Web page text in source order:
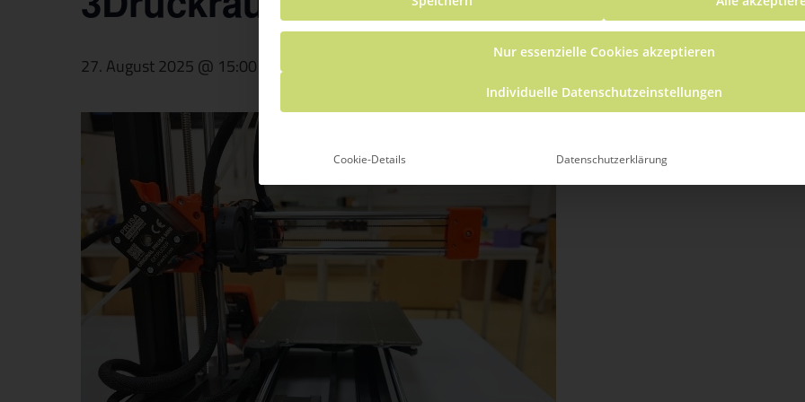
27. August 2025 @ 15:00 17:00
Nur essenzielle Cookies akzeptieren
Individuelle Datenschutzeinstellungen
Cookie-Details Datenschutzerklärung